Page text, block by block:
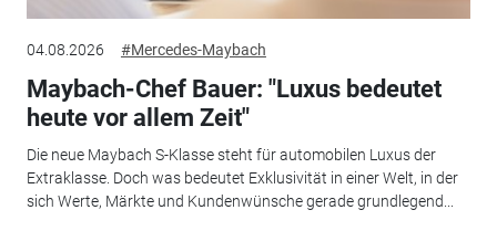
04.08.2026 #Mercedes-Maybach
Maybach-Chef Bauer: "Luxus bedeutet
heute vor allem Zeit"
Die neue Maybach S-Klasse steht für automobilen Luxus der
Extraklasse. Doch was bedeutet Exklusivität in einer Welt, in der
sich Werte, Märkte und Kundenwünsche gerade grundlegend...